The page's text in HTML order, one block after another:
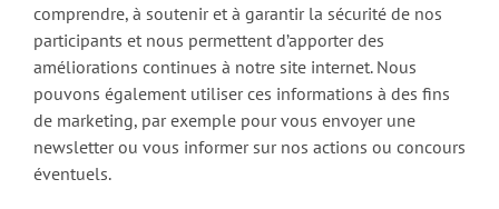
comprendre, à soutenir et à garantir la sécurité de nos
participants et nous permettent d’apporter des
améliorations continues à notre site internet. Nous
pouvons également utiliser ces informations à des fins
de marketing, par exemple pour vous envoyer une
newsletter ou vous informer sur nos actions ou concours
éventuels.